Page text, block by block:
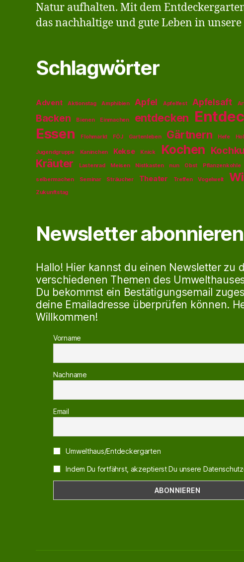
Natur aufhalten. Mit dem
das nachhaltige und gute Leben in unsere
Schlagwörter
Advent Aktionstag Amphibien Apfel Apfelfest Apfelsaft
Backen Bienen Einmachen entdecken
Essen Flohmarkt FÖJ Gartenleben Gärtnern Hefe
Jugendgruppe Kaninchen Kekse Knick Kochen
Kräuter Lastenrad Meisen Nistkasten nun Obst Pflanzenkohle
selbermachen Seminar Sträucher Theater Treffen Vogelwelt
Zukunftstag
Newsletter abonnieren
Hallo! Hier kannst du einen Newsletter zu
verschiedenen Themen des
Du bekommst ein Bestätigungsemail
deine Emailadresse überprüfen können.
Willkommen!
Vorname
Nachname
Email
Umwelthaus/Entdeckergarten
Indem Du fortfährst, akzeptierst Du unsere